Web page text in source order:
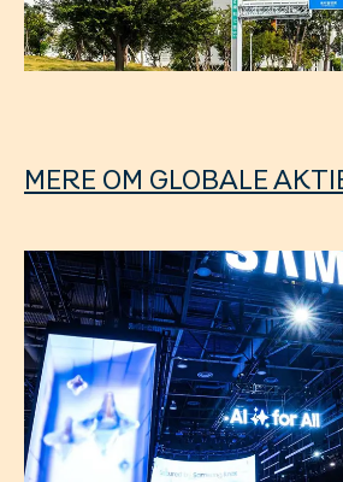
MERE OM GLOBALE